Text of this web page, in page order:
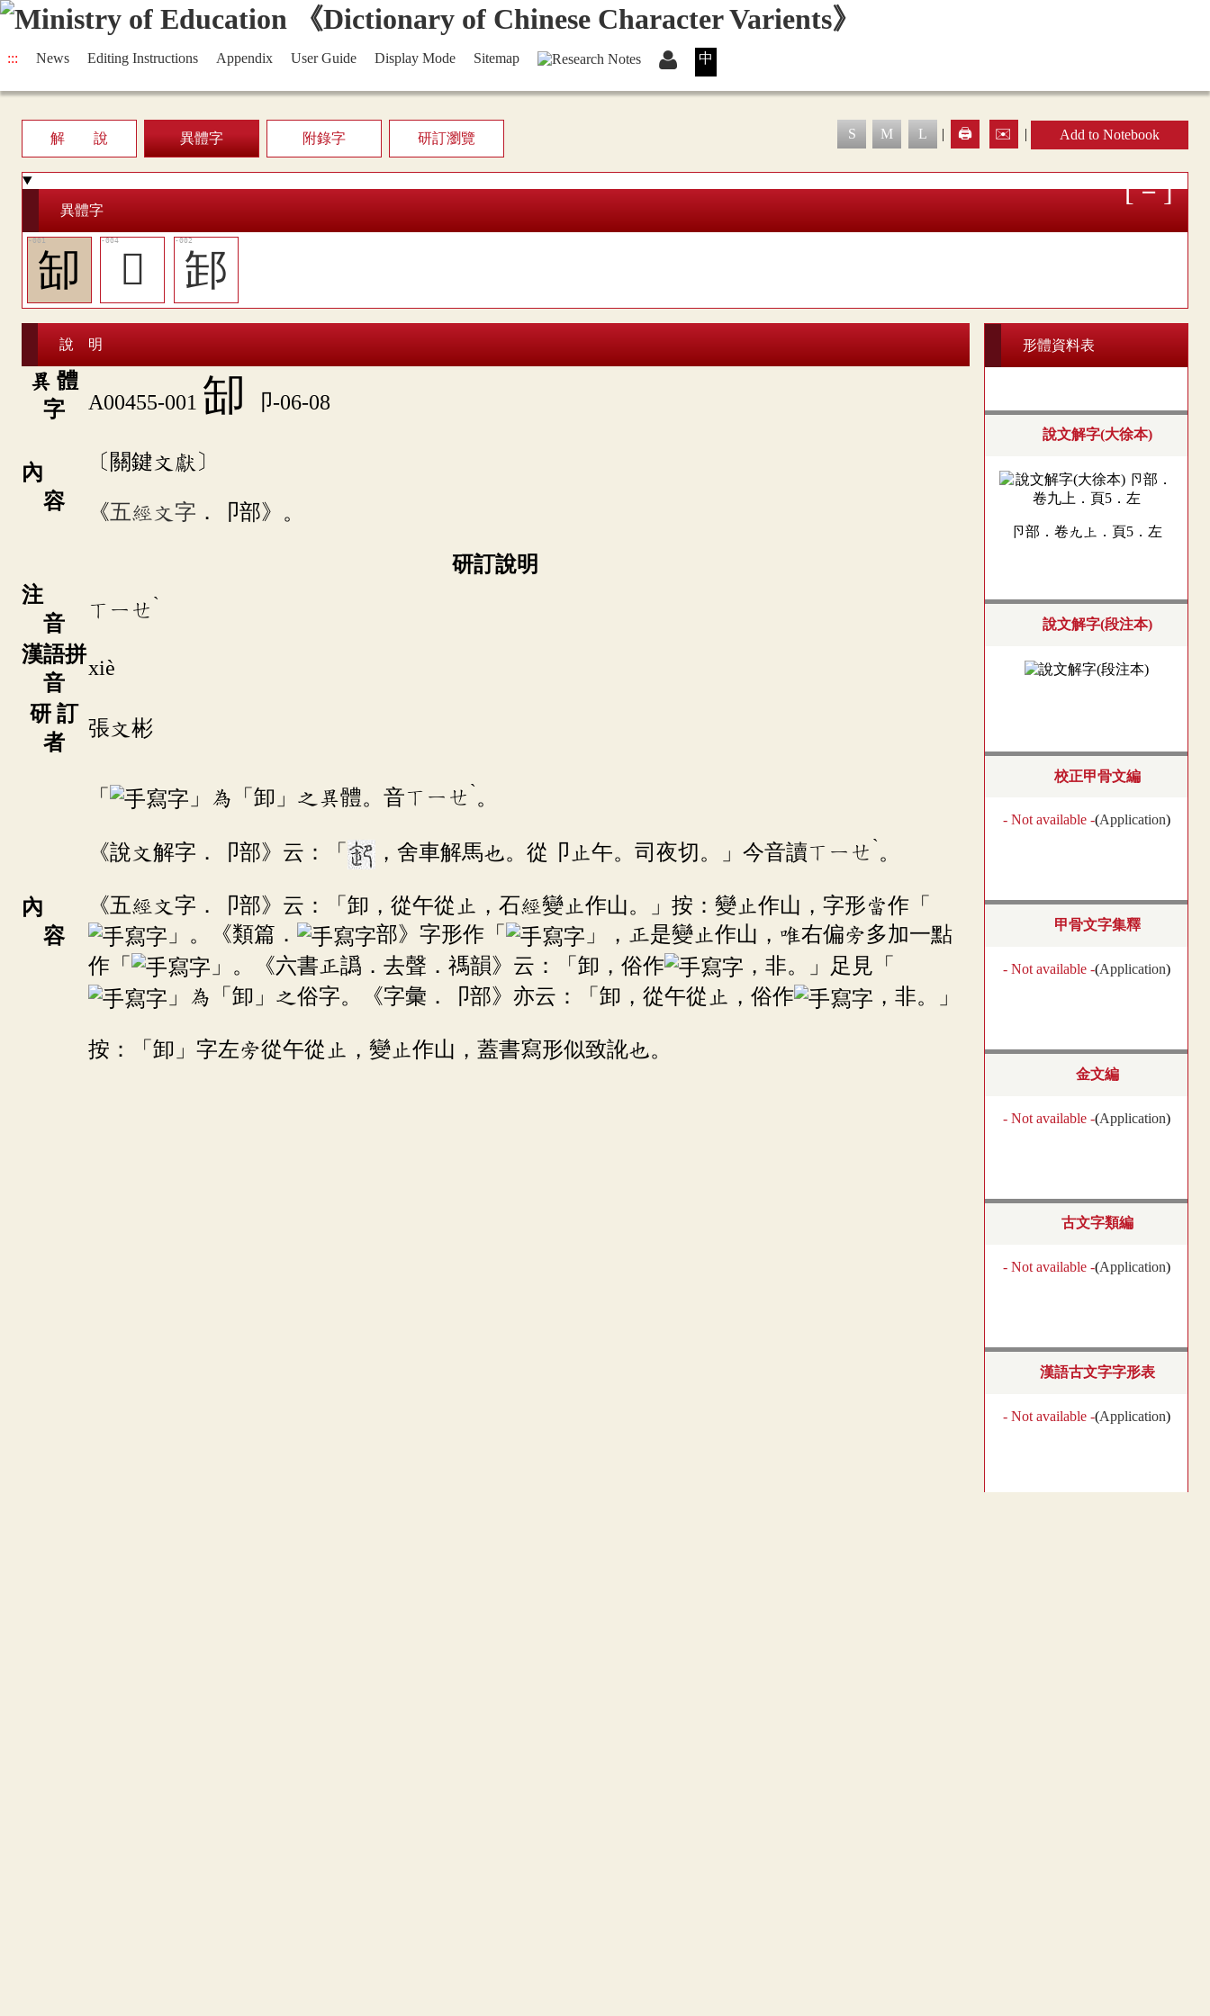
::: News Editing Instructions Appendix User Guide Display Mode Sitemap 中
解 說 異體字 附錄字 研訂瀏覽 S M L | 🖨️ ✉️ | Add to Notebook
異體字
缷 󰨚 䣃
說 明
異 體
字
A00455-001 缷 卩-06-08
內
容
〔關鍵文獻〕
《五經文字 ．卩部》。
研訂說明
注
音
ㄒㄧㄝ ˋ
漢語拼
音
xiè
研 訂
者
張文彬
內
容
「 」為「卸」之異體。音ㄒㄧㄝ ˋ。
《說文解字．卩部》云：「 ，舍車解馬也。從卩止午。司夜切。」今音讀ㄒㄧㄝ ˋ。
《五經文字．卩部》云：「卸，從午從止，石經變止作山。」按：變止作山，字形當作「
」。《類篇．
部》字形作「
」，正是變止作山，唯右偏旁多加一點
作「
」。《六書正譌．去聲．禡韻》云：「卸，俗作
，非。」足見「
」為「卸」之俗字。《字彙．卩部》亦云：「卸，從午從止，俗作
，非。」
按：「卸」字左旁從午從止，變止作山，蓋書寫形似致訛也。
形體資料表
說文解字(大徐本)
卪部．卷九上．頁5．左
說文解字(段注本)
校正甲骨文編
- Not available -(Application)
甲骨文字集釋
- Not available -(Application)
金文編
- Not available -(Application)
古文字類編
- Not available -(Application)
漢語古文字字形表
- Not available -(Application)